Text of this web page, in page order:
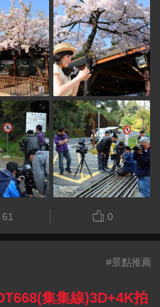
61 0
#景點推薦
集集線)3D+4K拍